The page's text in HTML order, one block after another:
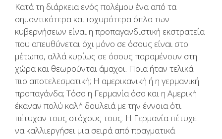
Κατά τη διάρκεια ενός πολέμου ένα από τα
σημαντικότερα και ισχυρότερα όπλα των
κυβερνήσεων είναι η προπαγανδιστική εκστρατεία
που απευθύνεται όχι μόνο σε όσους είναι στο
μέτωπο, αλλά κυρίως σε όσους παραμένουν στη
χώρα και θεωρούνται άμαχοι. Ποια ήταν τελικά
πιο αποτελεσματική; Η αμερικανική ή η γερμανική
προπαγάνδα; Τόσο η Γερμανία όσο και η Αμερική
έκαναν πολύ καλή δουλειά με την έννοια ότι
πέτυχαν τους στόχους τους. Η Γερμανία πέτυχε
να καλλιεργήσει μια σειρά από πραγματικά